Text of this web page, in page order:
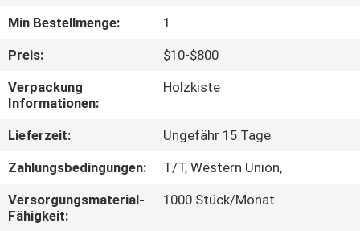
QUALITÄTSKONTROLLE
TRETEN
SIE
MIT
UNS
IN
VERBINDUNG
Min Bestellmenge:
1
Preis:
$10-$800
Verpackung
Informationen:
Holzkiste
Lieferzeit:
Ungefähr 15 Tage
Zahlungsbedingungen:
T/T, Western Union,
Versorgungsmaterial-
Fähigkeit:
1000 Stück/Monat